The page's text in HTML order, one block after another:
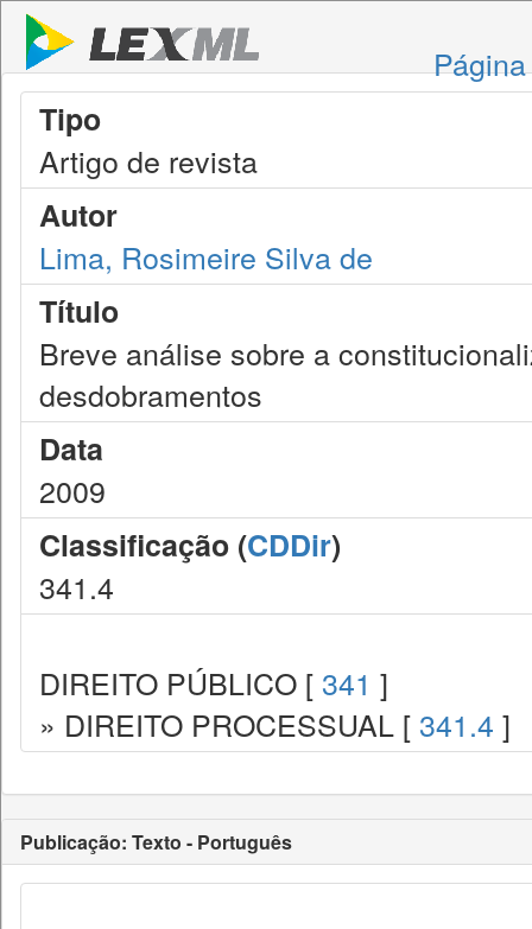
Tipo
Artigo de revista
Autor
Lima, Rosimeire Silva de
Título
Breve análise sobre a
desdobramentos
Data
2009
Classificação (CDDir)
341.4
DIREITO PÚBLICO [ 341 ]
» DIREITO PROCESSUAL [ 341.4 ]
Publicação: Texto - Português